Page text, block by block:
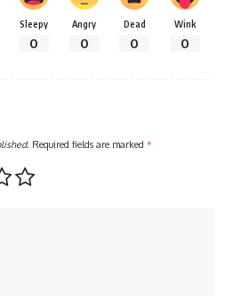
Sleepy
0
Angry
0
Dead
0
Wink
0
Required fields are marked *